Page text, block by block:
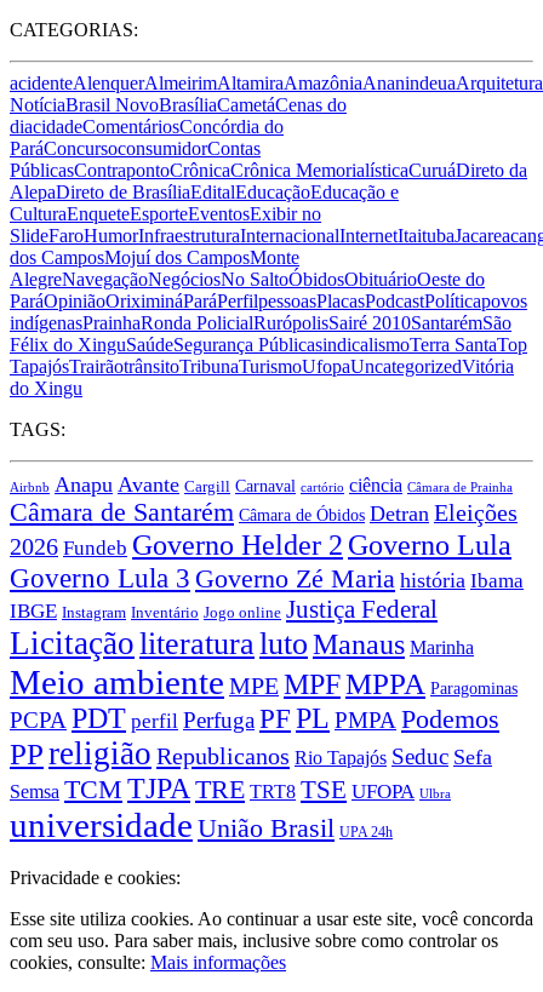
CATEGORIAS:
acidenteAlenquerAlmeirimAltamiraAmazôniaAnanindeuaArquitetura
NotíciaBrasil NovoBrasíliaCametáCenas do
diacidadeComentáriosConcórdia do
ParáConcursoconsumidorContas
PúblicasContrapontoCrônicaCrônica MemorialísticaCuruáDireto da
AlepaDireto de BrasíliaEditalEducaçãoEducação e
CulturaEnqueteEsporteEventosExibir no
SlideFaroHumorInfraestruturaInternacionalInternetItaituba
dos CamposMojuí dos CamposMonte
AlegreNavegaçãoNegóciosNo SaltoÓbidosObituárioOeste do
ParáOpiniãoOriximináParáPerfilpessoasPlacasPodcastPolíticapovos
indígenasPrainhaRonda PolicialRurópolisSairé 2010SantarémSão
Félix do XinguSaúdeSegurança PúblicasindicalismoTerra SantaTop
TapajósTrairãotrânsitoTribunaTurismoUfopaUncategorizedVitória
do Xingu
TAGS:
Airbnb Anapu Avante Cargill Carnaval cartório ciência Câmara de Prainha
Câmara de Santarém Câmara de Óbidos Detran Eleições
2026 Fundeb Governo Helder 2 Governo Lula
Governo Lula 3 Governo Zé Maria história Ibama
IBGE Instagram Inventário Jogo online Justiça Federal
Licitaçãoliteratura lutoManaus Marinha
Meio ambiente MPEMPFMPPA Paragominas
PCPA PDT perfil PerfugaPFPL PMPA Podemos
PPreligião Republicanos Rio Tapajós Seduc Sefa
Semsa TCM TJPA TRE TRT8 TSE UFOPA Ulbra
universidade União Brasil UPA 24h
Privacidade e cookies:
Esse site utiliza cookies. Ao continuar a usar este site, você concorda
com seu uso. Para saber mais, inclusive sobre como controlar os
cookies, consulte: Mais informações